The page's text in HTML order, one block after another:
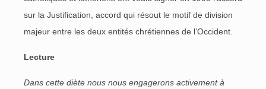
sur la Justification, accord qui résout le motif de division
majeur entre les deux entités chrétiennes de l’Occident.
Lecture
Dans cette diète nous nous engagerons activement à